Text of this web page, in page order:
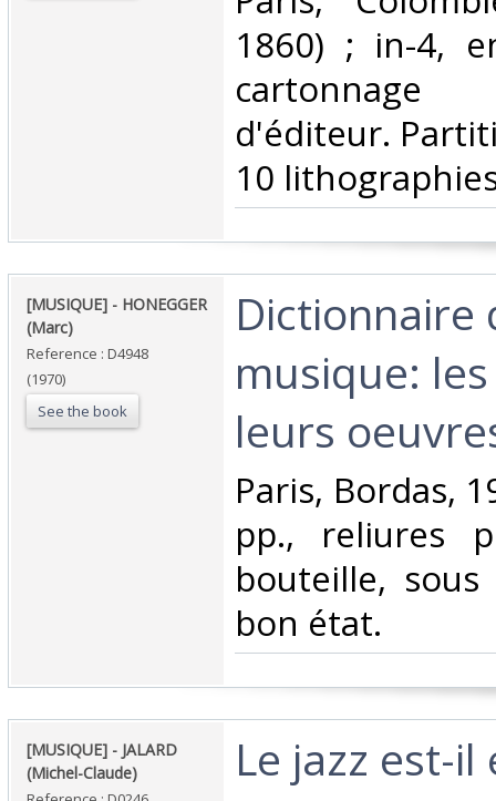
1860) ; in-4,
cartonnage
d'éditeur.
10
‎[MUSIQUE] - HONEGGER
(Marc)‎
Reference : D4948
(1970)
See the book
‎Dictionnaire
musique:
leurs
‎Paris, Bordas,
pp., reliures
bouteille,
bon état.‎
‎[MUSIQUE] - JALARD
(Michel-Claude)‎
‎Le jazz est-il